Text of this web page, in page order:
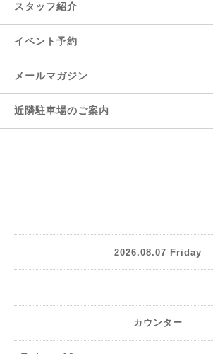
スタッフ紹介
イベント予約
メールマガジン
近隣駐車場のご案内
2026.08.07 Friday
カウンター